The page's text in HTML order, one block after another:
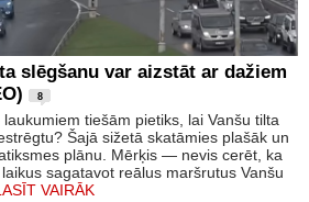
slēgšanu var aizstāt ar dažiem
8
tiešām pietiks, lai Vanšu tilta
Šajā sižetā skatāmies plašāk un
plānu. Mērķis — nevis cerēt, ka
sagatavot reālus maršrutus Vanšu
VAIRĀK